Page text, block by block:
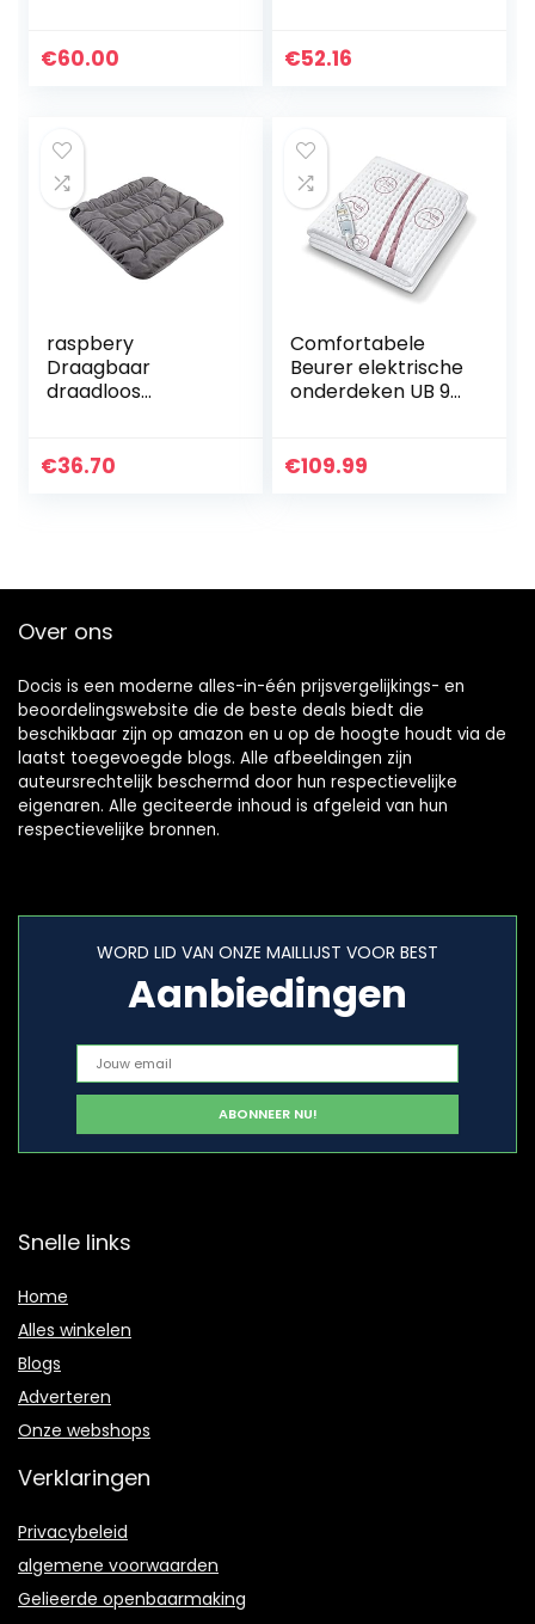
temperatuurnivea
€60.00
us
€52.16
raspbery
Draagbaar
draadloos
verwarmingskusse
€36.70
Comfortabele
Beurer elektrische
onderdeken UB 90,
onderdeken, twee
€109.99
Over ons
Docis is een moderne alles-in-één prijsvergelijkings- en
beoordelingswebsite die de beste deals biedt die
beschikbaar zijn op amazon en u op de hoogte houdt via de
laatst toegevoegde blogs. Alle afbeeldingen zijn
auteursrechtelijk beschermd door hun respectievelijke
eigenaren. Alle geciteerde inhoud is afgeleid van hun
respectievelijke bronnen.
WORD LID VAN ONZE MAILLIJST VOOR BEST
Aanbiedingen
Snelle links
Home
Alles winkelen
Blogs
Adverteren
Onze webshops
Verklaringen
Privacybeleid
algemene voorwaarden
Gelieerde openbaarmaking